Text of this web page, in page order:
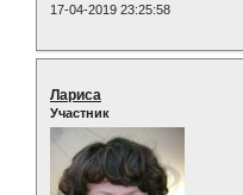
17-04-2019 23:25:58
Лариса
Участник